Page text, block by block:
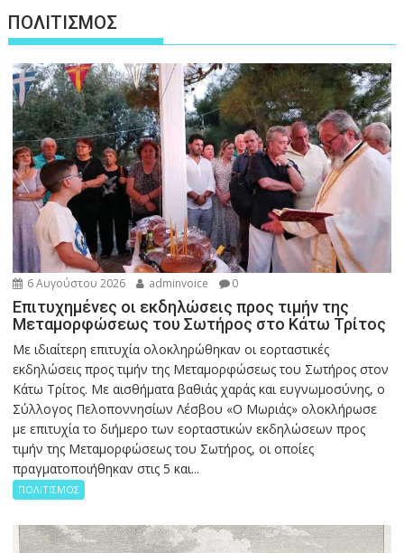
ΠΟΛΙΤΙΣΜΟΣ
6 Αυγούστου 2026 adminvoice 0
Επιτυχημένες οι εκδηλώσεις προς τιμήν της
Μεταμορφώσεως του Σωτήρος στο Κάτω Τρίτος
Με ιδιαίτερη επιτυχία ολοκληρώθηκαν οι εορταστικές
εκδηλώσεις προς τιμήν της Μεταμορφώσεως του Σωτήρος στον
Κάτω Τρίτος. Με αισθήματα βαθιάς χαράς και ευγνωμοσύνης, ο
Σύλλογος Πελοποννησίων Λέσβου «Ο Μωριάς» ολοκλήρωσε
με επιτυχία το διήμερο των εορταστικών εκδηλώσεων προς
τιμήν της Μεταμορφώσεως του Σωτήρος, οι οποίες
πραγματοποιήθηκαν στις 5 και...
ΠΟΛΙΤΙΣΜΟΣ